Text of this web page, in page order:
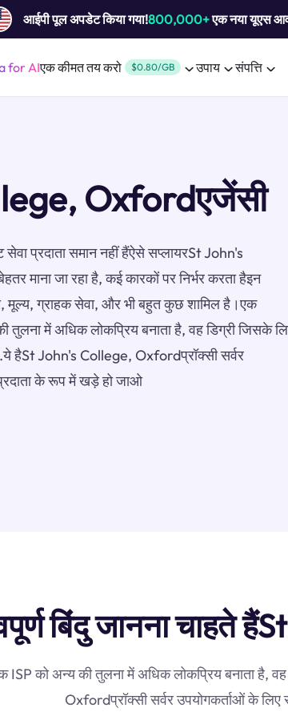
आईपी ​​पूल अपडेट किया गया!800,000+एक नया यूएस
for AIएक कीमत तय करो $0.80/GB उपाय संपत्ति
Oxfordएजेंसी
प्रदाता समान नहीं हैंऐसे सप्लायरSt John's
माना जा रहा है, कई कारकों पर निर्भर करता हैइन
मूल्य, ग्राहक सेवा, और भी बहुत कुछ शामिल है।एक
तुलना में अधिक लोकप्रिय बनाता है, वह डिग्री जिसके
हैSt John's College, Oxfordप्रॉक्सी सर्वर
के रूप में खड़े हो जाओ
बिंदु जानना चाहते
ISP को अन्य की तुलना में अधिक लोकप्रिय बनाता है,
Oxfordप्रॉक्सी सर्वर उपयोगकर्ताओं के